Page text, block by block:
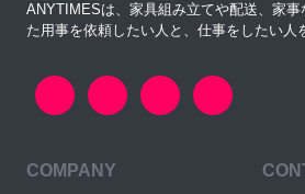
ANYTIMESは、家具組み立てや配送、家事
た用事を依頼したい人と、仕事をしたい人
COMPANY